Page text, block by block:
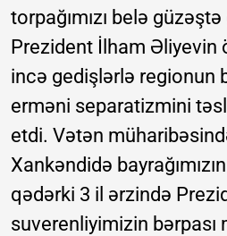
torpağımızı belə
Prezident İlham Əliyevin
incə gedişlərlə regionun
erməni separatizmini
etdi. Vətən
Xankəndidə
qədərki 3 il ərzində
suverenliyimizin bərpası